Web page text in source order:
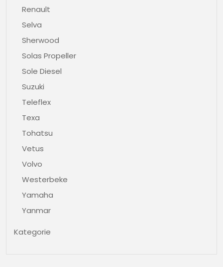
Renault
Selva
Sherwood
Solas Propeller
Sole Diesel
Suzuki
Teleflex
Texa
Tohatsu
Vetus
Volvo
Westerbeke
Yamaha
Yanmar
Kategorie